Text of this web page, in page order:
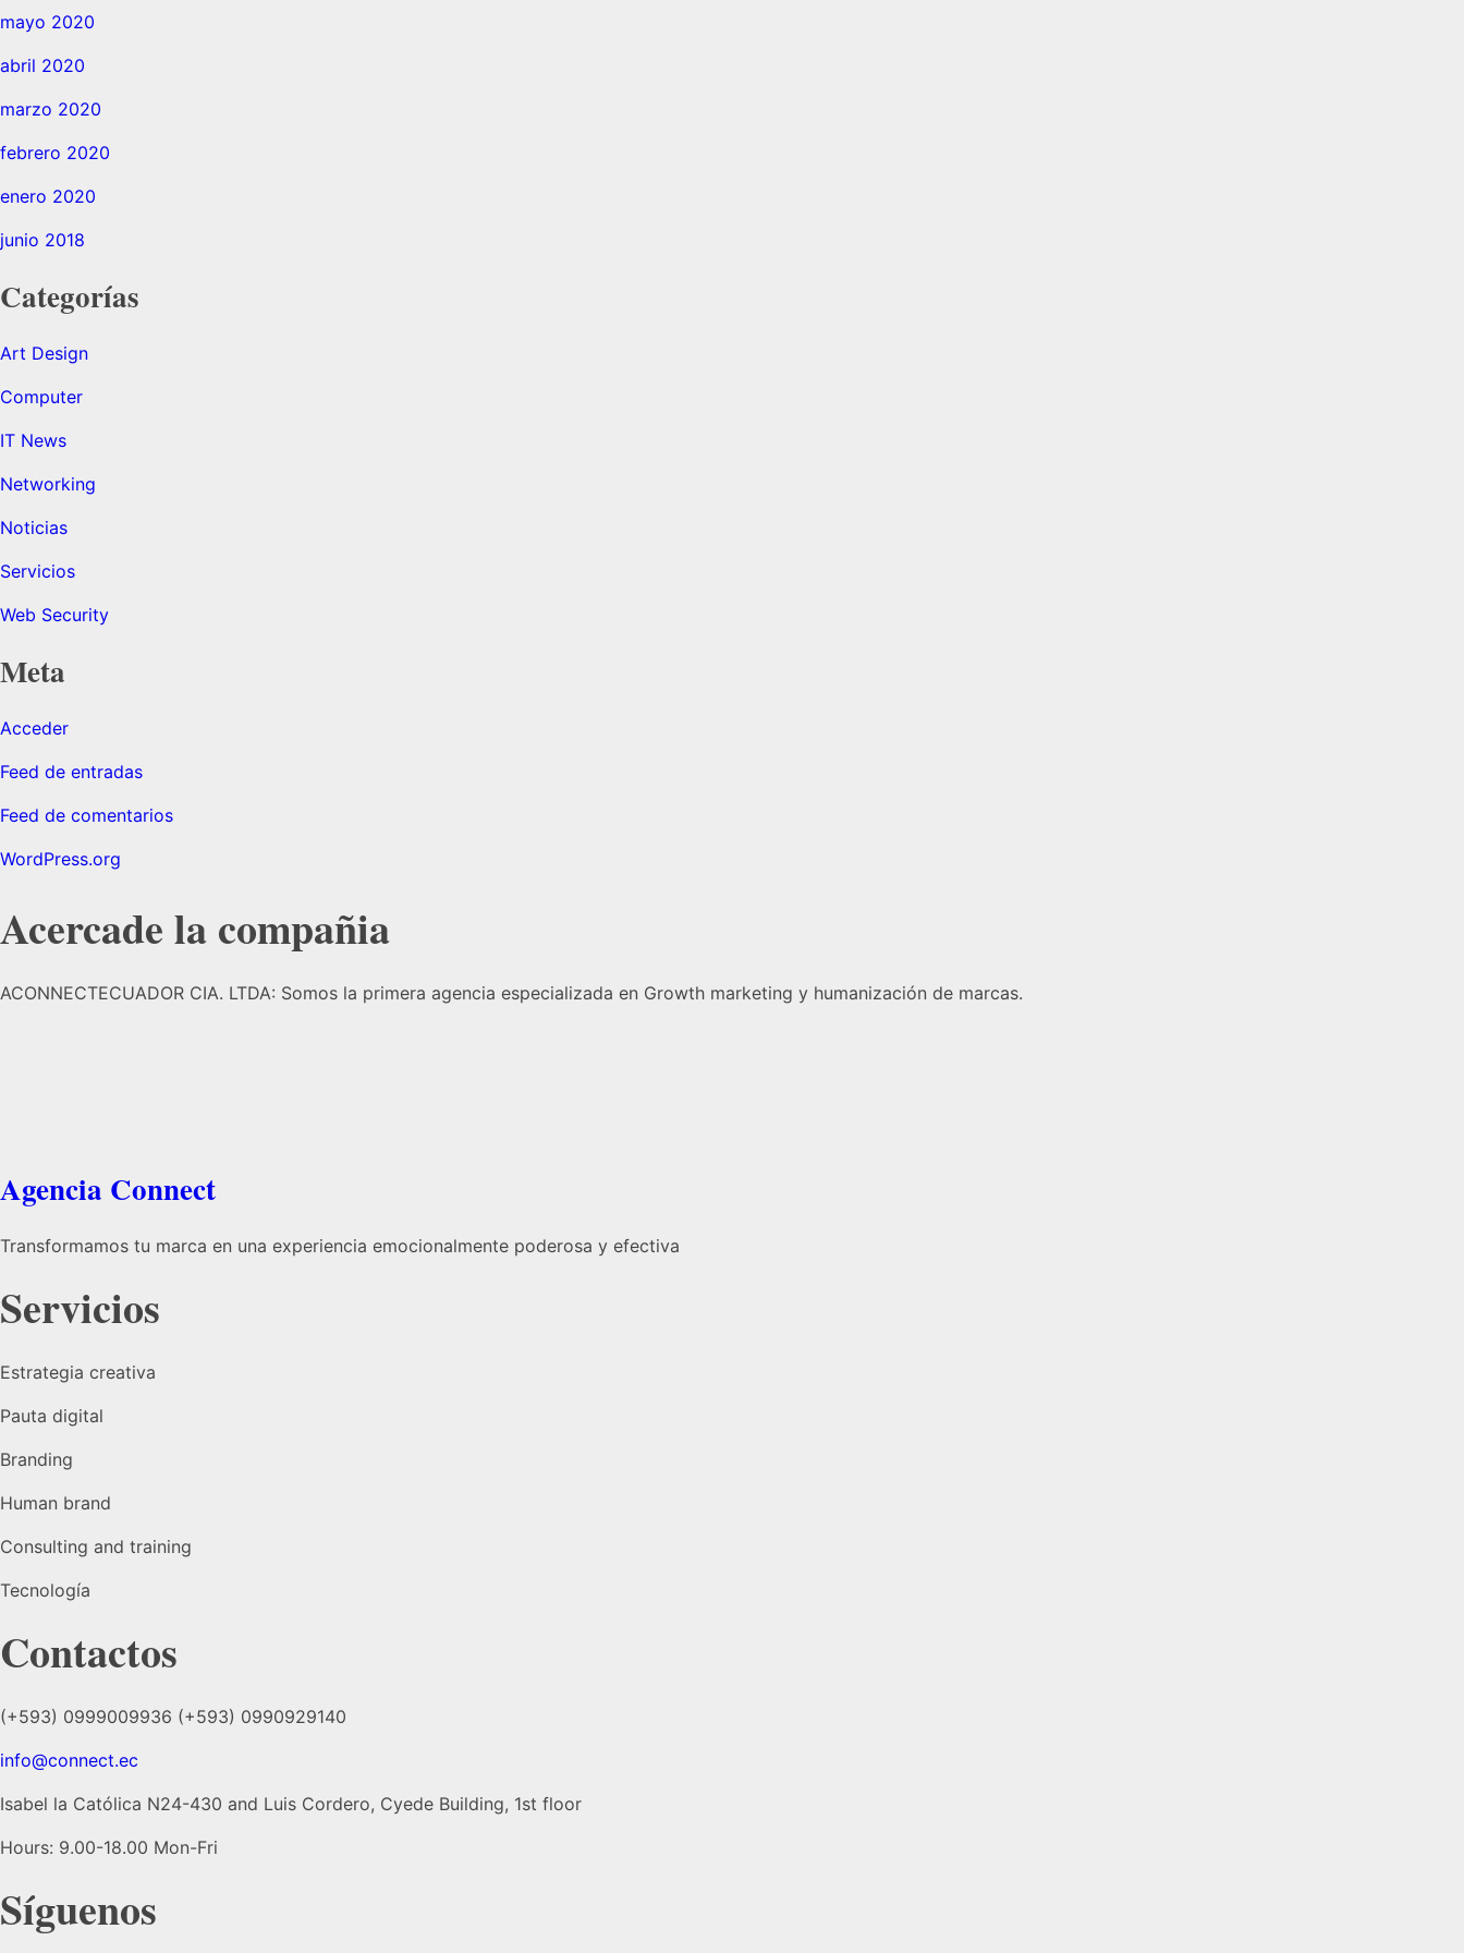
mayo 2020
abril 2020
marzo 2020
febrero 2020
enero 2020
junio 2018
Categorías
Art Design
Computer
IT News
Networking
Noticias
Servicios
Web Security
Meta
Acceder
Feed de entradas
Feed de comentarios
WordPress.org
Acercade la compañia
ACONNECTECUADOR CIA. LTDA: Somos la primera agencia especializada en Growth marketing y humanización de marcas.
Agencia Connect
Transformamos tu marca en una experiencia emocionalmente poderosa y efectiva
Servicios
Estrategia creativa
Pauta digital
Branding
Human brand
Consulting and training
Tecnología
Contactos
(+593) 0999009936 (+593) 0990929140
info@connect.ec
Isabel la Católica N24-430 and Luis Cordero, Cyede Building, 1st floor
Hours: 9.00-18.00 Mon-Fri
Síguenos